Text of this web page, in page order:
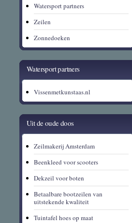
Watersport partners
Zeilen
Zonnedoeken
Watersport partners
Vissenmetkunstaas.nl
Uit de oude doos
Zeilmakerij Amsterdam
Beenkleed voor scooters
Dekzeil voor boten
Betaalbare bootzeilen van
uitstekende kwaliteit
Tuintafel hoes op maat